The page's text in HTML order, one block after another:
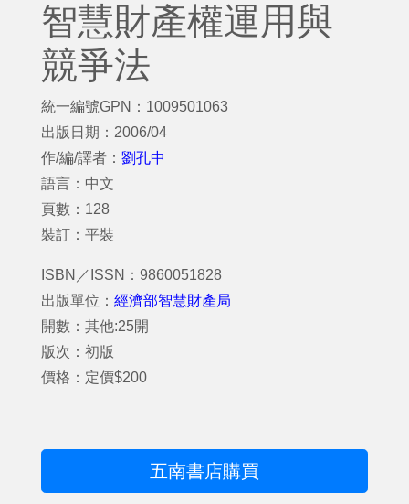
智慧財產權運用與
競爭法
統一編號GPN：1009501063
出版日期：2006/04
作/編/譯者： 劉孔中
語言：中文
頁數：128
裝訂：平裝
ISBN／ISSN：9860051828
出版單位： 經濟部智慧財產局
開數：其他:25開
版次：初版
價格：定價$200
五南書店購買